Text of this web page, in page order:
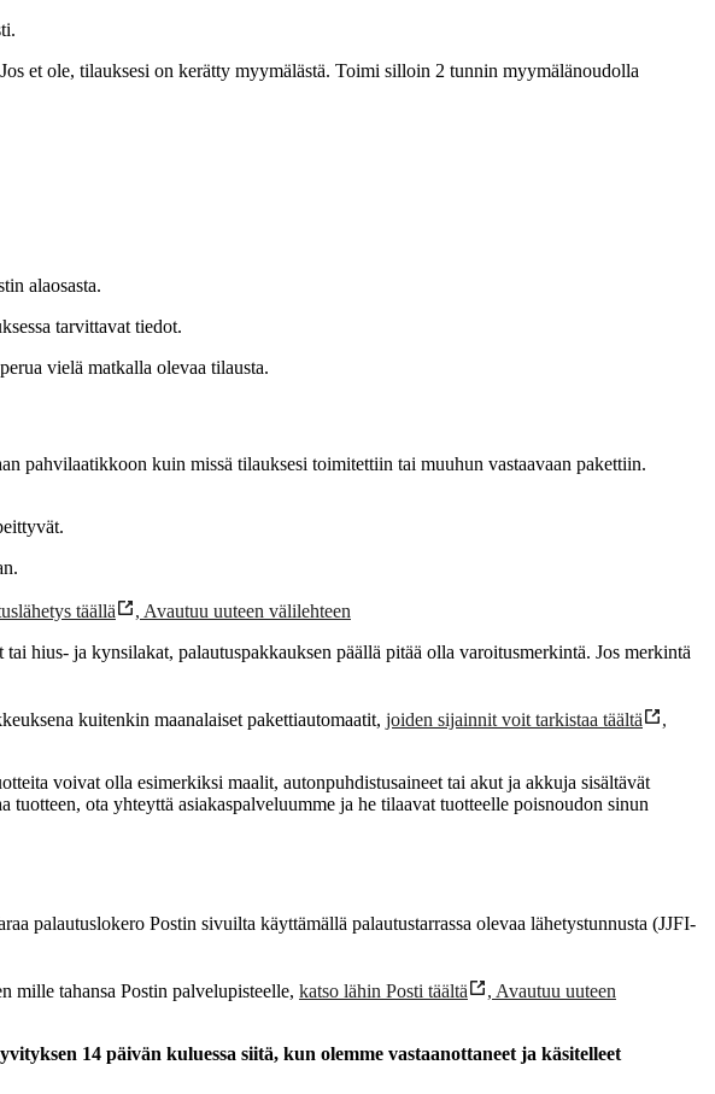
et ole, tilauksesi on kerätty myymälästä. Toimi silloin 2 tunnin myymälänoudolla
alaosasta.
tarvittavat tiedot.
vielä matkalla olevaa tilausta.
pahvilaatikkoon kuin missä tilauksesi toimitettiin tai muuhun vastaavaan pakettiin.
täällä , Avautuu uuteen välilehteen
hius- ja kynsilakat, palautuspakkauksen päällä pitää olla varoitusmerkintä. Jos merkintä
kuitenkin maanalaiset pakettiautomaatit, joiden sijainnit voit tarkistaa täältä
,
voivat olla esimerkiksi maalit, autonpuhdistusaineet tai akut ja akkuja sisältävät
ota yhteyttä asiakaspalveluumme ja he tilaavat tuotteelle poisnoudon sinun
palautuslokero Postin sivuilta käyttämällä palautustarrassa olevaa lähetystunnusta (JJFI-
mille tahansa Postin palvelupisteelle, katso lähin Posti täältä , Avautuu uuteen
14 päivän kuluessa siitä, kun olemme vastaanottaneet ja käsitelleet